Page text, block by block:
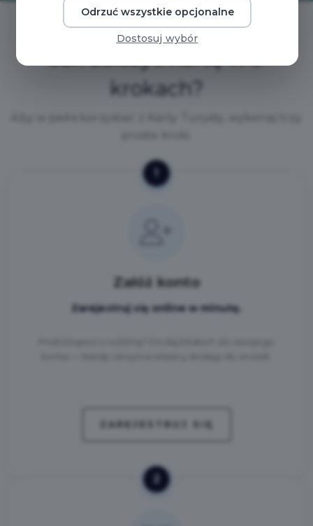
krokach?
Załóż konto
Zarejestruj się online w minutę.
Odrzuć wszystkie opcjonalne
Dostosuj wybór